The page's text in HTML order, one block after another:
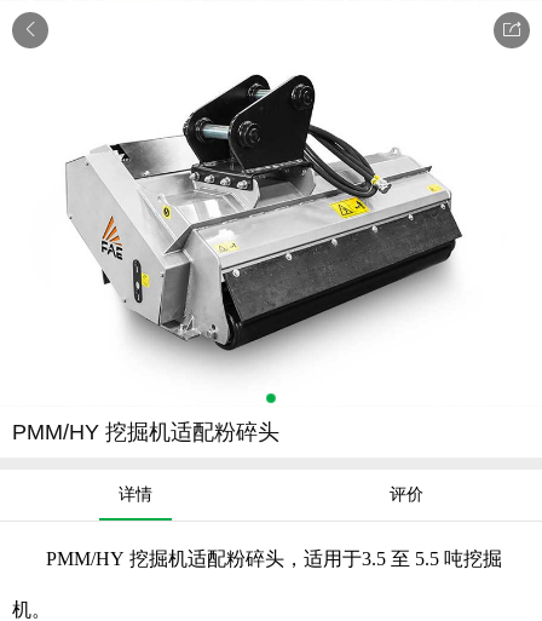
 
PMM/HY 挖掘机适配粉碎头
详情 评价
PMM/HY 挖掘机适配粉碎头， 适用于3.5 至 5.5 吨挖掘
机。